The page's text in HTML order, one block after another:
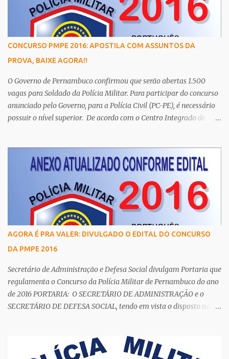
CONCURSO PMPE 2016: APOSTILA COM ASSUNTOS DA
PROVA, BAIXE AGORA!!
O Governo de Pernambuco confirmou que serão abertas 1.500
vagas para Soldado da Polícia Militar. Para participar do concurso
anunciado pelo Governo, para a Polícia Civil (PC-PE), é necessário
possuir o nível superior. De acordo com o Centro Integrado de
como de auxiliar de legista, auxiliar de perito, papiloscopista,
médico legista e perito criminal da Polícia Científica. Esta
AGORA É PRA VALER: DIVULGADO O EDITAL DO CONCURSO
DA PMPE 2016
Secretário de Administração e Defesa Social divulgam Portaria que
regulamenta o Concurso da Polícia Militar de Pernambuco do ano
de 2016 PORTARIA: O SECRETÁRIO DE ADMINISTRAÇÃO e o
SECRETÁRIO DE DEFESA SOCIAL, tendo em vista o disposto na Lei
de dezembro de 2015, da Câmara de Política de Pessoal – CPP, bem
como os termos da Lei nº 6.783, de 16 de outubro de 1974 (Estatuto